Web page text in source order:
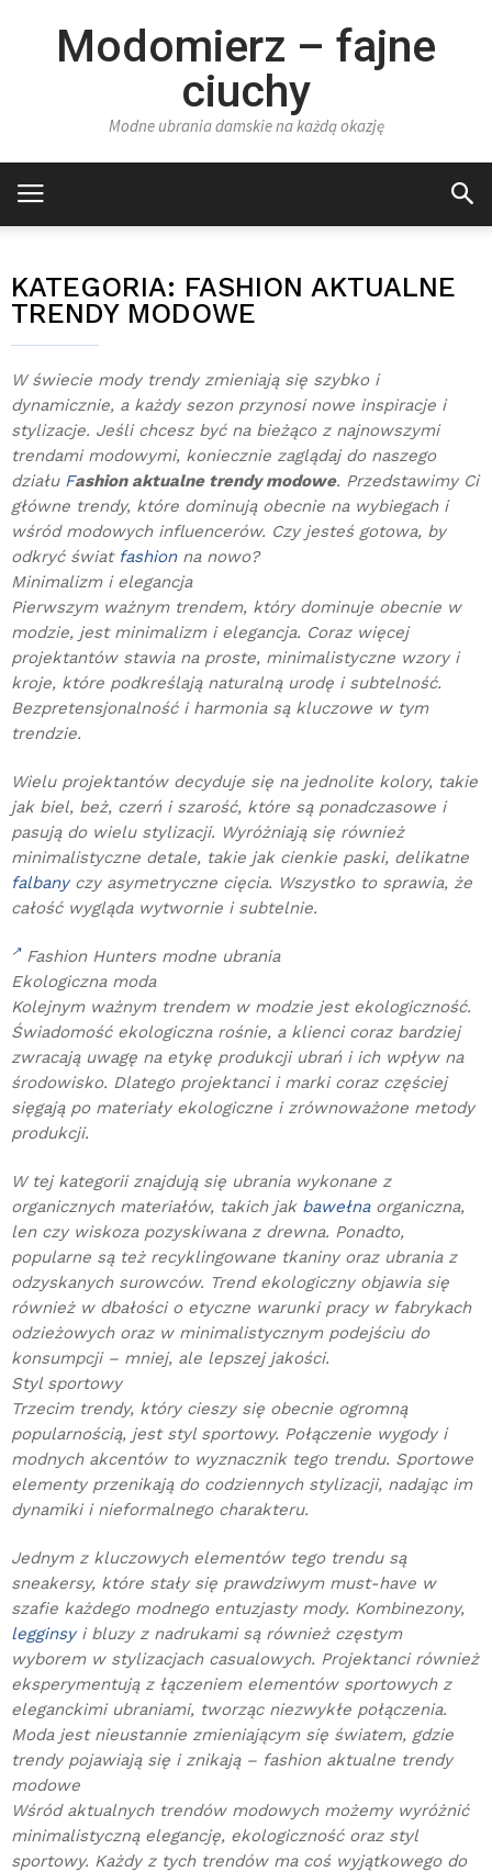
Modomierz – fajne
ciuchy
Modne ubrania damskie na każdą okazję
KATEGORIA: FASHION AKTUALNE
TRENDY MODOWE
W świecie mody trendy zmieniają się szybko i
dynamicznie, a każdy sezon przynosi nowe inspiracje i
stylizacje. Jeśli chcesz być na bieżąco z najnowszymi
trendami modowymi, koniecznie zaglądaj do naszego
działu Fashion aktualne trendy modowe. Przedstawimy Ci
główne trendy, które dominują obecnie na wybiegach i
wśród modowych influencerów. Czy jesteś gotowa, by
odkryć świat fashionna nowo?
Minimalizm i elegancja
Pierwszym ważnym trendem, który dominuje obecnie w
modzie, jest minimalizm i elegancja. Coraz więcej
projektantów stawia na proste, minimalistyczne wzory i
kroje, które podkreślają naturalną urodę i subtelność.
Bezpretensjonalność i harmonia są kluczowe w tym
trendzie.
Wielu projektantów decyduje się na jednolite kolory, takie
jak biel, beż, czerń i szarość, które są ponadczasowe i
pasują do wielu stylizacji. Wyróżniają się również
minimalistyczne detale, takie jak cienkie paski, delikatne
falbanyczy asymetryczne cięcia. Wszystko to sprawia, że
całość wygląda wytwornie i subtelnie.
Fashion Hunters modne ubrania
Ekologiczna moda
Kolejnym ważnym trendem w modzie jest ekologiczność.
Świadomość ekologiczna rośnie, a klienci coraz bardziej
zwracają uwagę na etykę produkcji ubrań i ich wpływ na
środowisko. Dlatego projektanci i marki coraz częściej
sięgają po materiały ekologiczne i zrównoważone metody
produkcji.
W tej kategorii znajdują się ubrania wykonane z
organicznych materiałów, takich jak bawełnaorganiczna,
len czy wiskoza pozyskiwana z drewna. Ponadto,
popularne są też recyklingowane tkaniny oraz ubrania z
odzyskanych surowców. Trend ekologiczny objawia się
również w dbałości o etyczne warunki pracy w fabrykach
odzieżowych oraz w minimalistycznym podejściu do
konsumpcji – mniej, ale lepszej jakości.
Styl sportowy
Trzecim trendy, który cieszy się obecnie ogromną
popularnością, jest styl sportowy. Połączenie wygody i
modnych akcentów to wyznacznik tego trendu. Sportowe
elementy przenikają do codziennych stylizacji, nadając im
dynamiki i nieformalnego charakteru.
Jednym z kluczowych elementów tego trendu są
sneakersy, które stały się prawdziwym must-have w
szafie każdego modnego entuzjasty mody. Kombinezony,
legginsyi bluzy z nadrukami są również częstym
wyborem w stylizacjach casualowych. Projektanci również
eksperymentują z łączeniem elementów sportowych z
eleganckimi ubraniami, tworząc niezwykłe połączenia.
Moda jest nieustannie zmieniającym się światem, gdzie
trendy pojawiają się i znikają – fashion aktualne trendy
modowe
Wśród aktualnych trendów modowych możemy wyróżnić
minimalistyczną elegancję, ekologiczność oraz styl
sportowy. Każdy z tych trendów ma coś wyjątkowego do